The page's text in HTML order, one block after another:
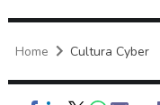
Home Cultura Cyber